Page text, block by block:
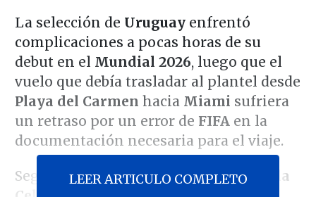
La selección de Uruguayenfrentó
complicaciones a pocas horas de su
debut en el Mundial 2026, luego que el
vuelo que debía trasladar al plantel desde
Playa del Carmen hacia Miami sufriera
un retraso por un error de FIFAen la
documentación necesaria para el viaje.
Según informóOvación,el chárter de la
LEER ARTICULO COMPLETO